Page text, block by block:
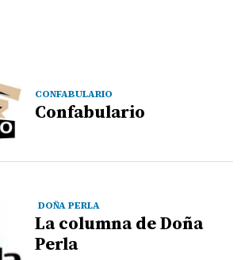
CONFABULARIO
Confabulario
DOÑA PERLA
La columna de Doña
Perla